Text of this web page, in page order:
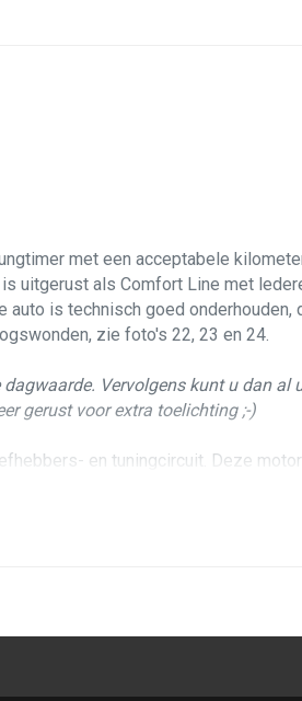
met een acceptabele
uitgerust als Comfort Line met
auto is technisch goed
zie foto's 22, 23 en 24.
Vervolgens kunt u dan al
gerust voor extra toelichting ;-)
en tuningcircuit. Deze
heerlijk. Distributieriem en
serviceboekje en er zijn diverse
te weten: krasdeuk op
alles werkt en is heel. Er is niet in